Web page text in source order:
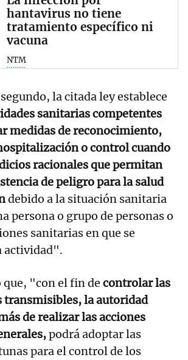
hantavirus no tiene
tratamiento específico ni
vacuna
NTM
la citada ley establece
sanitarias competentes
medidas de reconocimiento,
o control cuando
racionales que permitan
de peligro para la salud
debido a la situación sanitaria
persona o grupo de personas o
sanitarias en que se
actividad".
que, "con el fin de controlar las
transmisibles, la autoridad
de realizar las acciones
podrá adoptar las
para el control de los